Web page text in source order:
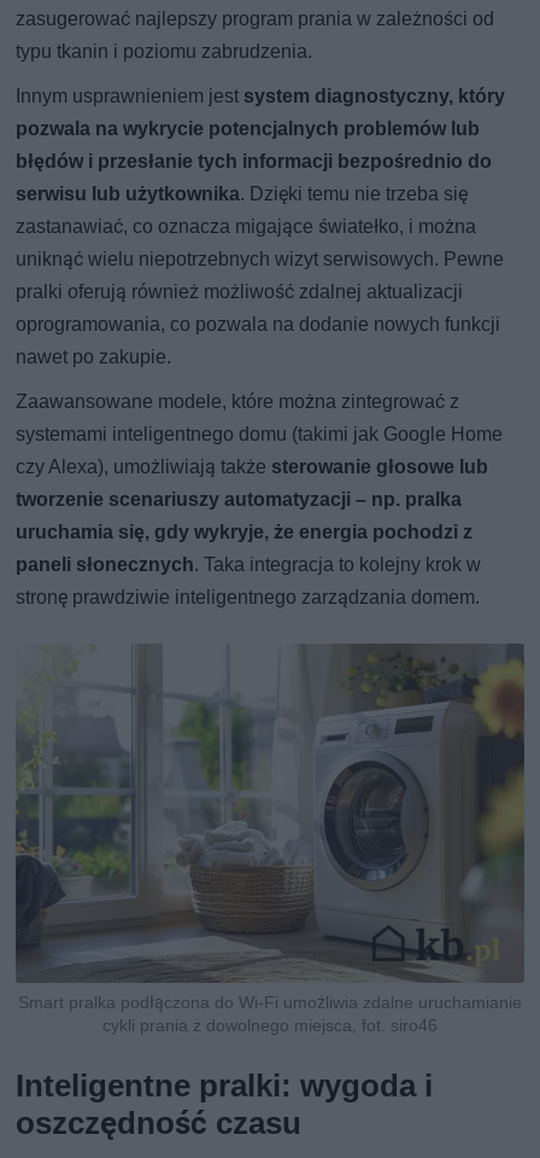
zasugerować najlepszy program prania w zależności od
typu tkanin i poziomu zabrudzenia.
Innym usprawnieniem jest system diagnostyczny, który
pozwala na wykrycie potencjalnych problemów lub
błędów i przesłanie tych informacji bezpośrednio do
serwisu lub użytkownika. Dzięki temu nie trzeba się
zastanawiać, co oznacza migające światełko, i można
uniknąć wielu niepotrzebnych wizyt serwisowych. Pewne
pralki oferują również możliwość zdalnej aktualizacji
oprogramowania, co pozwala na dodanie nowych funkcji
nawet po zakupie.
Zaawansowane modele, które można zintegrować z
systemami inteligentnego domu (takimi jak Google Home
czy Alexa), umożliwiają także sterowanie głosowe lub
tworzenie scenariuszy automatyzacji – np. pralka
uruchamia się, gdy wykryje, że energia pochodzi z
paneli słonecznych. Taka integracja to kolejny krok w
stronę prawdziwie inteligentnego zarządzania domem.
Smart pralka podłączona do Wi-Fi umożliwia zdalne uruchamianie
cykli prania z dowolnego miejsca, fot. siro46
Inteligentne pralki: wygoda i
oszczędność czasu